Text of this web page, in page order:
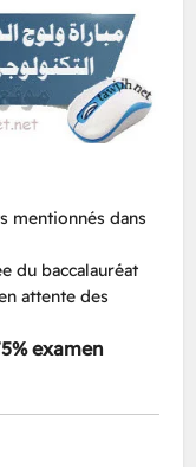
mentionnés dans
du baccalauréat
attente des
examen